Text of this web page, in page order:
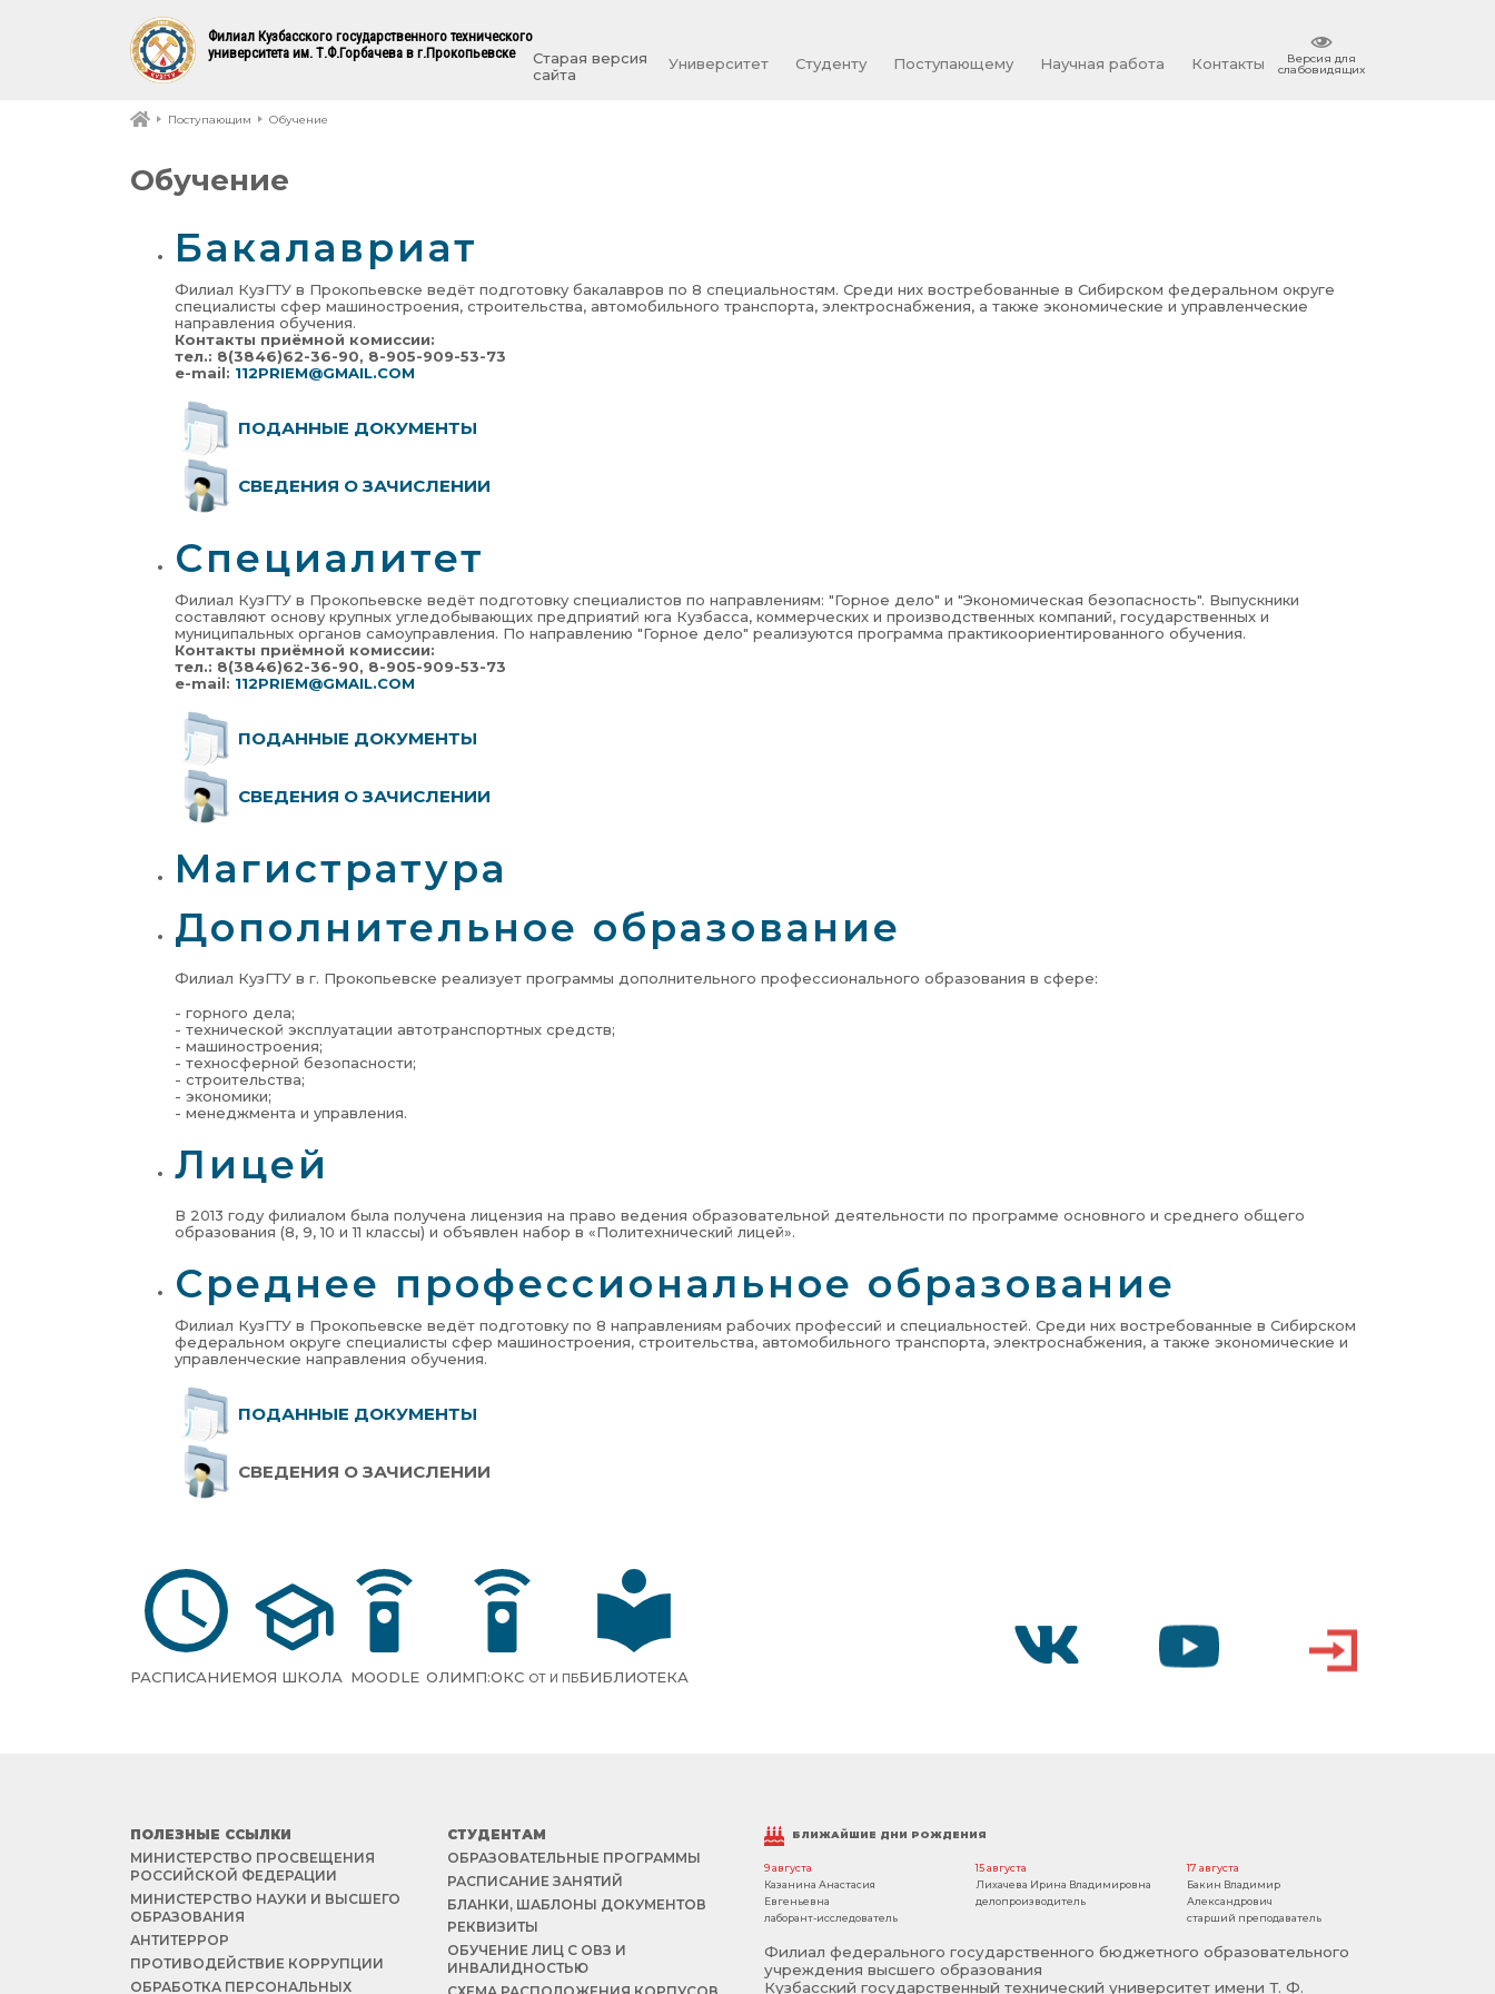
Филиал Кузбасского государственного технического
университета им. Т.Ф.Горбачева в г.Прокопьевске
Старая версия
сайта
Университет Студенту Поступающему Научная работа Контакты Версия для
слабовидящих
Поступающим Обучение
Обучение
Бакалавриат
Филиал КузГТУ в Прокопьевске ведёт подготовку бакалавров по 8 специальностям. Среди них востребованные в Сибирском федеральном округе
специалисты сфер машиностроения, строительства, автомобильного транспорта, электроснабжения, а также экономические и управленческие
направления обучения.
Контакты приёмной комиссии:
тел.: 8(3846)62-36-90, 8-905-909-53-73
e-mail: 112PRIEM@GMAIL.COM
ПОДАННЫЕ ДОКУМЕНТЫ
СВЕДЕНИЯ О ЗАЧИСЛЕНИИ
Специалитет
Филиал КузГТУ в Прокопьевске ведёт подготовку специалистов по направлениям: "Горное дело" и "Экономическая безопасность". Выпускники
составляют основу крупных угледобывающих предприятий юга Кузбасса, коммерческих и производственных компаний, государственных и
муниципальных органов самоуправления. По направлению "Горное дело" реализуются программа практикоориентированного обучения.
Контакты приёмной комиссии:
тел.: 8(3846)62-36-90, 8-905-909-53-73
e-mail: 112PRIEM@GMAIL.COM
ПОДАННЫЕ ДОКУМЕНТЫ
СВЕДЕНИЯ О ЗАЧИСЛЕНИИ
Магистратура
Дополнительное образование
Филиал КузГТУ в г. Прокопьевске реализует программы дополнительного профессионального образования в сфере:
- горного дела;
- технической эксплуатации автотранспортных средств;
- машиностроения;
- техносферной безопасности;
- строительства;
- экономики;
- менеджмента и управления.
Лицей
В 2013 году филиалом была получена лицензия на право ведения образовательной деятельности по программе основного и среднего общего
образования (8, 9, 10 и 11 классы) и объявлен набор в «Политехнический лицей».
Среднее профессиональное образование
Филиал КузГТУ в Прокопьевске ведёт подготовку по 8 направлениям рабочих профессий и специальностей. Среди них востребованные в Сибирском
федеральном округе специалисты сфер машиностроения, строительства, автомобильного транспорта, электроснабжения, а также экономические и
управленческие направления обучения.
ПОДАННЫЕ ДОКУМЕНТЫ
СВЕДЕНИЯ О ЗАЧИСЛЕНИИ
РАСПИСАНИЕМОЯ ШКОЛА MOODLE ОЛИМП:ОКС ОТ И ПББИБЛИОТЕКА
ПОЛЕЗНЫЕ ССЫЛКИ
МИНИСТЕРСТВО ПРОСВЕЩЕНИЯ
РОССИЙСКОЙ ФЕДЕРАЦИИ
МИНИСТЕРСТВО НАУКИ И ВЫСШЕГО
ОБРАЗОВАНИЯ
АНТИТЕРРОР
ПРОТИВОДЕЙСТВИЕ КОРРУПЦИИ
ОБРАБОТКА ПЕРСОНАЛЬНЫХ
СТУДЕНТАМ
ОБРАЗОВАТЕЛЬНЫЕ ПРОГРАММЫ
РАСПИСАНИЕ ЗАНЯТИЙ
БЛАНКИ, ШАБЛОНЫ ДОКУМЕНТОВ
РЕКВИЗИТЫ
ОБУЧЕНИЕ ЛИЦ С ОВЗ И
ИНВАЛИДНОСТЬЮ
БЛИЖАЙШИЕ ДНИ РОЖДЕНИЯ
9 августа
Казанина Анастасия
Евгеньевна
лаборант-исследователь
15 августа
Лихачева Ирина Владимировна
делопроизводитель
17 августа
Бакин Владимир
Александрович
старший преподаватель
Филиал федерального государственного бюджетного образовательного
учреждения высшего образования
Кузбасский государственный технический университет имени Т. Ф.